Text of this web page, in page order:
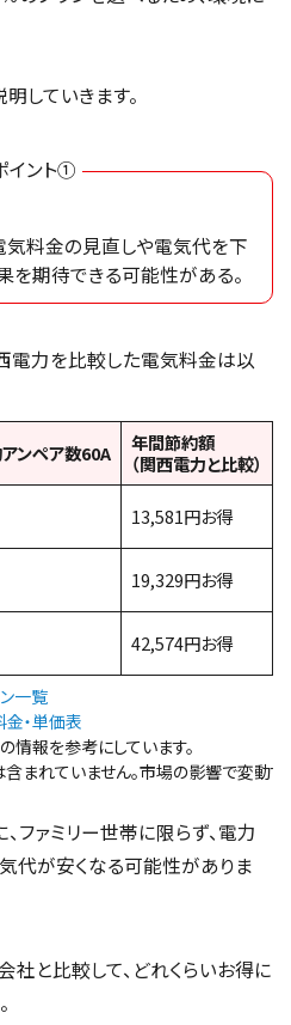
していきます。
イント①
料金の見直しや電気代を下
期待できる可能性がある。
電力を比較した電気料金は以
ンペア数60A
年間節約額
（関西電力と比較）
13,581円お得
19,329円お得
42,574円お得
一覧
・単価表
の情報を参考にしています。
れていません。市場の影響で変動す
ファミリー世帯に限らず、電力
代が安くなる可能性がありま
と比較して、どれくらいお得に